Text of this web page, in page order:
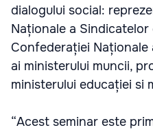
dialogului social:
Naționale a Sindicatelor
Confederației Naționale
ai ministerului muncii,
ministerului educației si
“Acest seminar este